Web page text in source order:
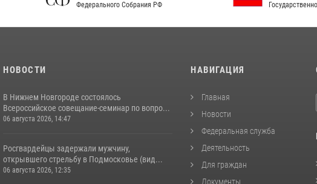
Федерального Собрания РФ Государственной власти РФ
НОВОСТИ
В Нижнем Новгороде состоялось
Всероссийское совещание-семинар по вопро...
06 августа 2026, 14:47
Росгвардейцы задержали мужчину,
открывшего стрельбу в Подмосковье (вид...
06 августа 2026, 12:35
НАВИГАЦИЯ
Главная
Новости
Федеральная служба
Деятельность
Для граждан
Документы